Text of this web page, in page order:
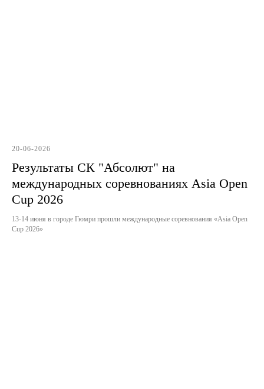
20-06-2026
Результаты СК "Абсолют" на
международных соревнованиях Asia Open
Cup 2026
13-14 июня в городе Гюмри прошли международные соревнования «Asia Open
Cup 2026»